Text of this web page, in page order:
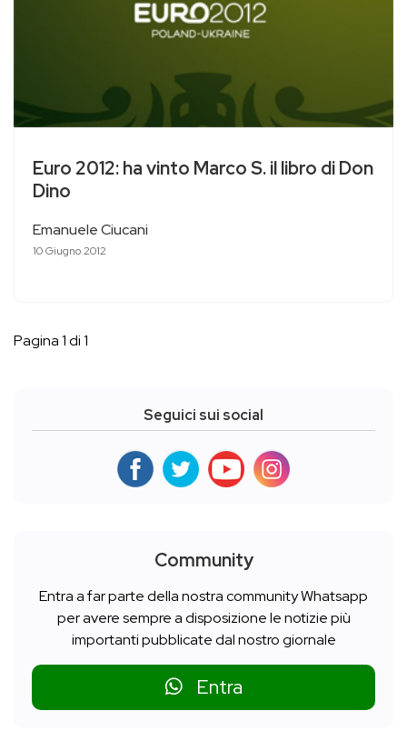
Euro 2012: ha vinto Marco S. il libro di Don
Dino
Emanuele Ciucani
10 Giugno 2012
Pagina 1 di 1
Seguici sui social
Community
Entra a far parte della nostra community Whatsapp
per avere sempre a disposizione le notizie più
importanti pubblicate dal nostro giornale
Entra